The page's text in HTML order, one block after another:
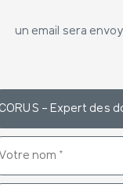
un email sera